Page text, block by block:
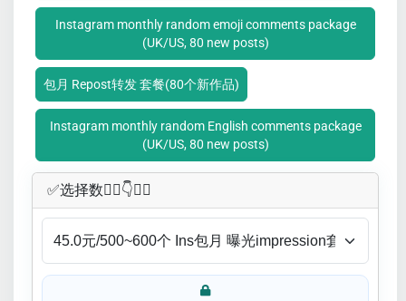
Instagram monthly random emoji comments package
(UK/US, 80 new posts)
包月 Repost转发 套餐(80个新作品)
Instagram monthly random English comments package
(UK/US, 80 new posts)
✅​选择数👇🏻​​👇👇🏻​​